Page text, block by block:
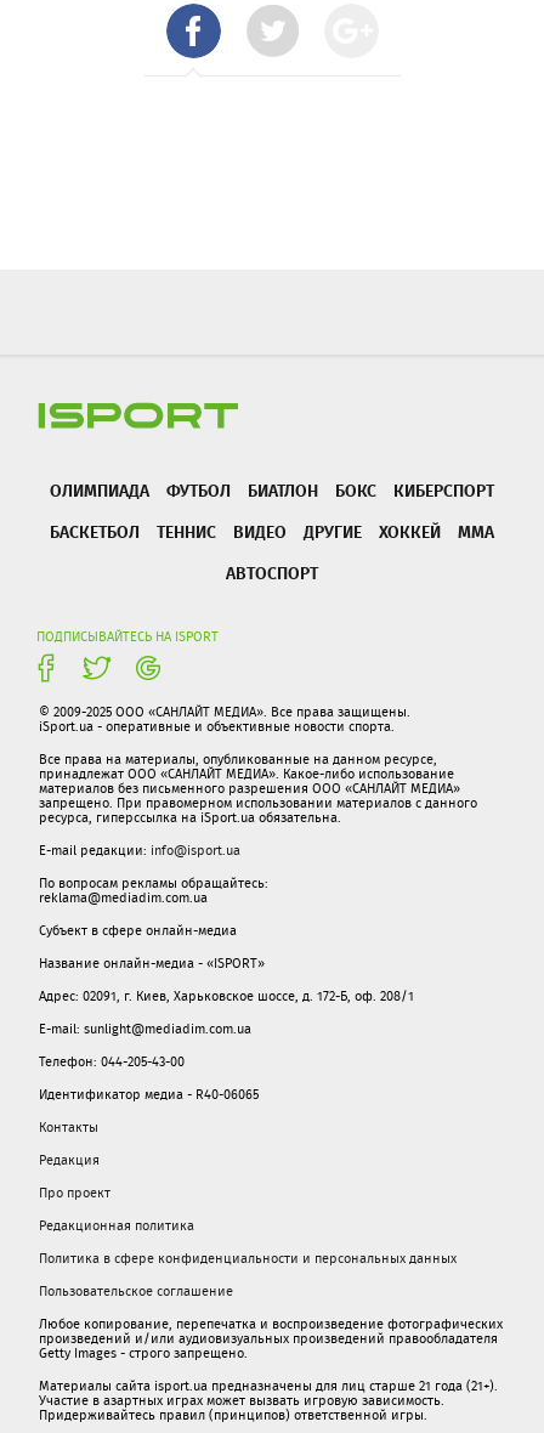
ОЛИМПИАДА ФУТБОЛ БИАТЛОН БОКС
КИБЕРСПОРТ
БАСКЕТБОЛ
ТЕННИС ВИДЕО ДРУГИЕ ХОККЕЙ
ММА
АВТОСПОРТ
ПОДПИСЫВАЙТЕСЬ НА ISPORT
© 2009-2025 ООО «САНЛАЙТ МЕДИА». Все права защищены.
iSport.ua - оперативные и объективные новости спорта.
Все права на материалы, опубликованные на данном ресурсе,
принадлежат ООО «САНЛАЙТ МЕДИА». Какое-либо использование
материалов без письменного разрешения ООО «САНЛАЙТ МЕДИА»
запрещено. При правомерном использовании материалов с данного
ресурса, гиперссылка на iSport.ua обязательна.
E-mail редакции: info@isport.ua
По вопросам рекламы обращайтесь:
reklama@mediadim.com.ua
Субъект в сфере онлайн-медиа
Название онлайн-медиа - «ISPORT»
Адрес: 02091, г. Киев, Харьковское шоссе, д. 172-Б, оф. 208/1
E-mail: sunlight@mediadim.com.ua
Телефон: 044-205-43-00
Идентификатор медиа - R40-06065
Контакты
Редакция
Про проект
Редакционная политика
Политика в сфере конфиденциальности и персональных данных
Пользовательское соглашение
Любое копирование, перепечатка и воспроизведение фотографических
произведений и/или аудиовизуальных произведений правообладателя
Getty Images - строго запрещено.
Материалы сайта isport.ua предназначены для лиц старше 21 года (21+).
Участие в азартных играх может вызвать игровую зависимость.
Придерживайтесь правил (принципов) ответственной игры.